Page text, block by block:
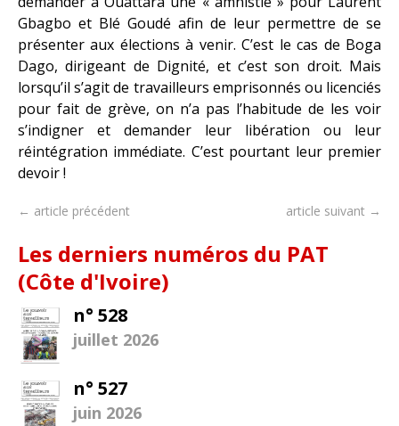
Gbagbo et Blé Goudé afin de leur permettre de se
présenter aux élections à venir. C’est le cas de Boga
Dago, dirigeant de Dignité, et c’est son droit. Mais
lorsqu’il s’agit de travailleurs emprisonnés ou licenciés
pour fait de grève, on n’a pas l’habitude de les voir
s’indigner et demander leur libération ou leur
réintégration immédiate. C’est pourtant leur premier
devoir !
← article précédent article suivant →
Les derniers numéros du PAT
(Côte d'Ivoire)
n° 528
juillet 2026
n° 527
juin 2026